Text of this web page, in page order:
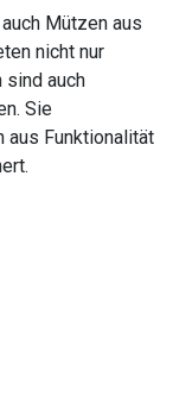
Mützen aus
nicht nur
sind auch
Sie
aus Funktionalität